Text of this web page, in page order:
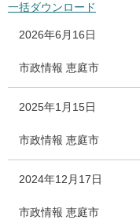
一括ダウンロード
2026年6月16日
市政情報 恵庭市
2025年1月15日
市政情報 恵庭市
2024年12月17日
市政情報 恵庭市